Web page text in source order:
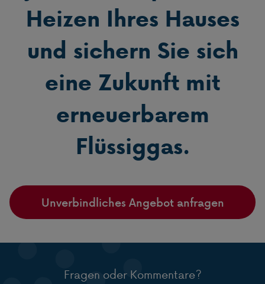
Heizen Ihres Hauses
und sichern Sie sich
eine Zukunft mit
erneuerbarem
Flüssiggas.
Unverbindliches Angebot anfragen
Fragen oder Kommentare?